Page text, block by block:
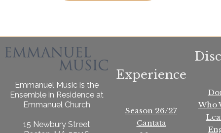
Emmanuel Music is the
Ensemble in Residence at
Emmanuel Church
15 Newbury Street
Experience
Season 26/27
Cantata
Who